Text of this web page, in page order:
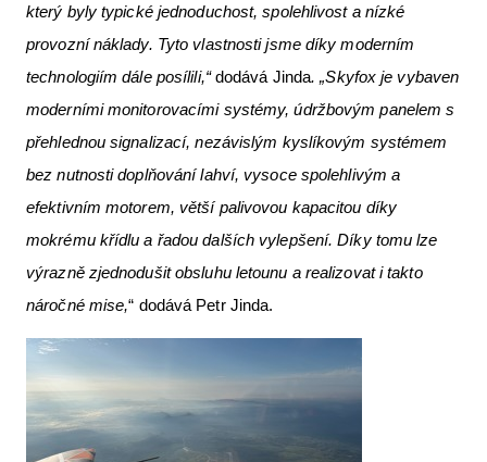
který byly typické jednoduchost, spolehlivost a nízké
provozní náklady. Tyto vlastnosti jsme díky moderním
technologiím dále posílili,“dodává Jinda. „Skyfox je vybaven
moderními monitorovacími systémy, údržbovým panelem s
přehlednou signalizací, nezávislým kyslíkovým systémem
bez nutnosti doplňování lahví, vysoce spolehlivým a
efektivním motorem, větší palivovou kapacitou díky
mokrému křídlu a řadou dalších vylepšení. Díky tomu lze
výrazně zjednodušit obsluhu letounu a realizovat i takto
náročné mise,“ dodává Petr Jinda.